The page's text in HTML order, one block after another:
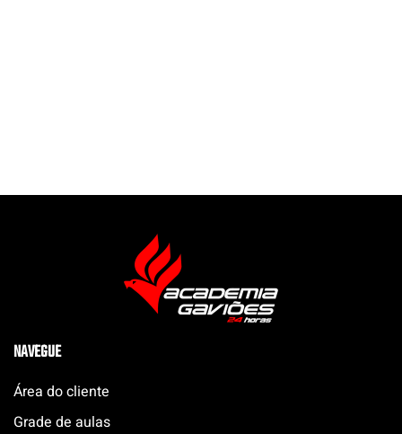
NAVEGUE
Área do cliente
Grade de aulas